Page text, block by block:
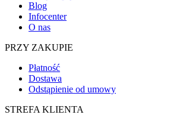
Blog
Infocenter
O nas
PRZY ZAKUPIE
Płatność
Dostawa
Odstąpienie od umowy
STREFA KLIENTA